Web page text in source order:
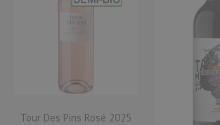
Tour Des Pins Rosé 2025